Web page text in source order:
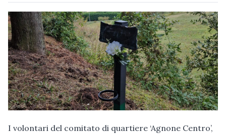
I volontari del comitato di quartiere ‘Agnone Centro’,